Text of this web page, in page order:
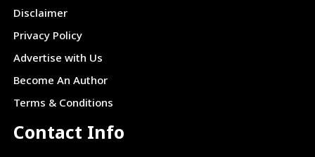
Disclaimer
Privacy Policy
Advertise with Us
Become An Author
Terms & Conditions
Contact Info